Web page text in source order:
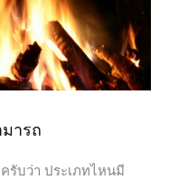
ารถ
บว่า ประเภทไหนมี